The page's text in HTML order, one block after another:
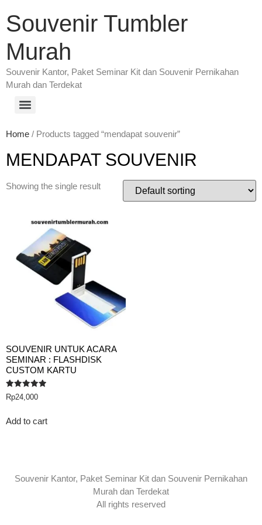
Souvenir Tumbler
Murah
Souvenir Kantor, Paket Seminar Kit dan Souvenir Pernikahan
Murah dan Terdekat
Home / Products tagged “mendapat souvenir”
MENDAPAT SOUVENIR
Showing the single result
SOUVENIR UNTUK ACARA
SEMINAR : FLASHDISK
CUSTOM KARTU
Rated
5.00
Rp24,000
Add to cart
Souvenir Kantor, Paket Seminar Kit dan Souvenir Pernikahan
Murah dan Terdekat
All rights reserved